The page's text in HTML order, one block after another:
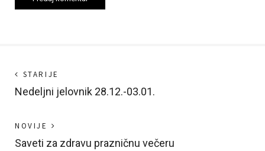
Kretanje
članka
STARIJE
post
Nedeljni jelovnik 28.12.-03.01.
NOVIJE
post:
Saveti za zdravu prazničnu večeru